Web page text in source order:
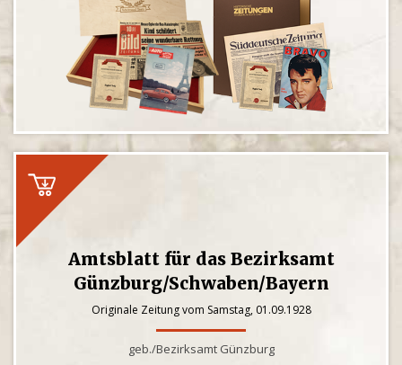
Amtsblatt für das Bezirksamt
Günzburg/Schwaben/Bayern
Originale Zeitung vom Samstag, 01.09.1928
geb./Bezirksamt Günzburg